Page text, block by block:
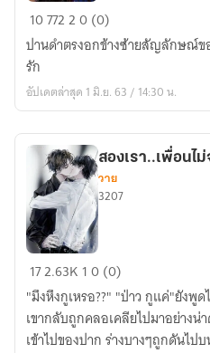
ก่อน
ตะวัน
ลา
ลับ
1077220 (0)
ปานดำตรงอกข้างซ้ายสัญลักษณ์ข
รัก
อัปเดตล่าสุด 1 มิ.ย. 63 / 14:30 น.
สอง
เรา..เพื่อน
ไม่
จริง
สองเรา..เพื่อนไ
วาย
3207
172.63K 10 (0)
"มึงหึงกูเหรอ??" "ป่าว กูแค่"ยังพูดไม่ทันจบประโยค ริมฝีปากของ
เขากลับถูกคลอเคลียไปมาอย่าง
เข้าไปของปาก ร่างบางๆถูกดันไปบ